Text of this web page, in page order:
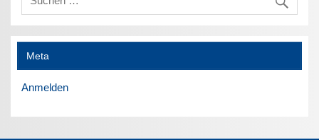
Meta
Anmelden